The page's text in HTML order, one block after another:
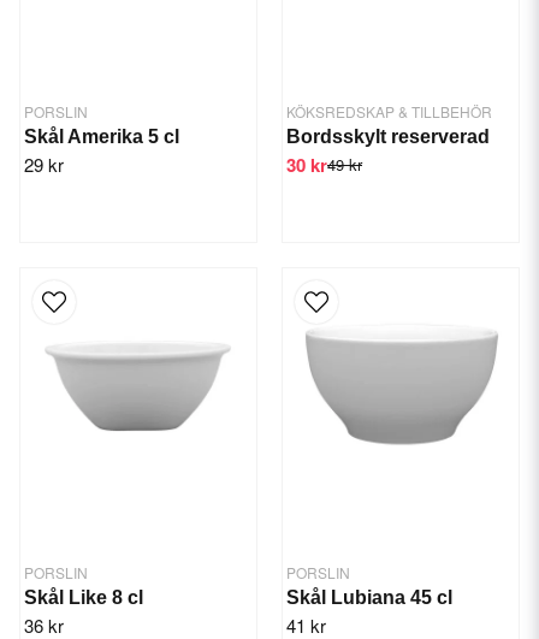
PORSLIN
Skål Amerika 5 cl
29 kr
KÖKSREDSKAP & TILLBEHÖR
Bordsskylt reserverad
49 kr
30 kr
PORSLIN
Skål Like 8 cl
36 kr
PORSLIN
Skål Lubiana 45 cl
41 kr